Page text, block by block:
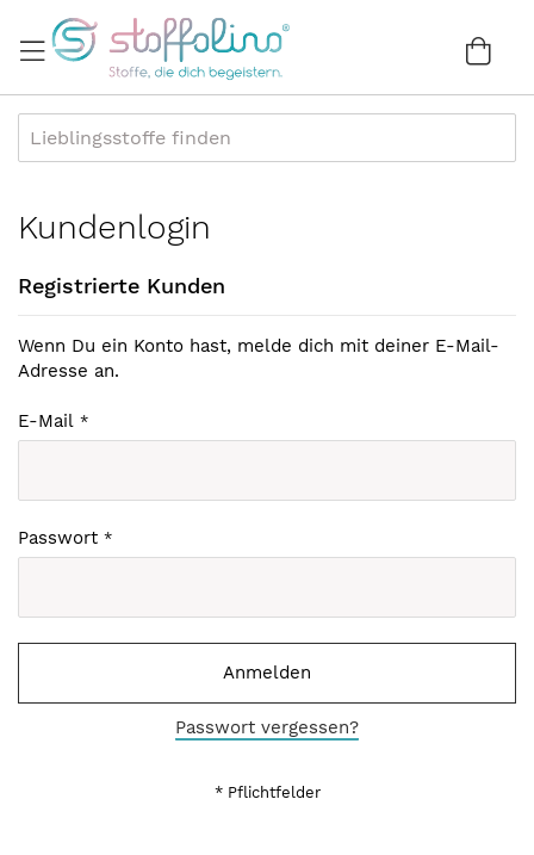
zum
Inhalt
Kundenlogin
Registrierte Kunden
Wenn Du ein Konto hast, melde dich mit deiner E-Mail-
Adresse an.
E-Mail
Passwort
Anmelden
Passwort vergessen?